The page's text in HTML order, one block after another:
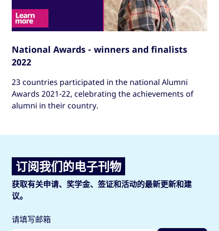
National Awards - winners and finalists
2022
23 countries participated in the national Alumni
Awards 2021-22, celebrating the achievements of
alumni in their country.
订阅我们的电子刊物
获取有关申请、奖学金、签证和活动的最新更新和建
议。
请填写邮箱